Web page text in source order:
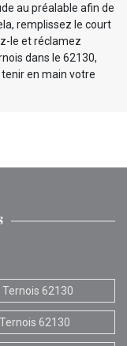
au préalable afin de
remplissez le court
le et réclamez
dans le 62130,
en main votre
62130
62130